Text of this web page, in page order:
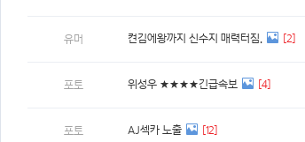
유머 켠김에왕까지 신수지 매력터짐. [2]
포토 위성우 ★★★★긴급속보 [4]
포토 AJ섹카 노출 [12]